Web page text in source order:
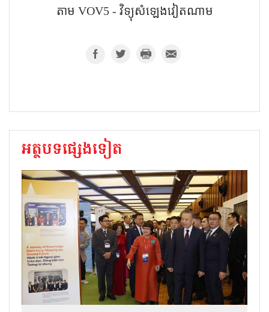
តាម VOV5 - វិទ្យុសំឡេងវៀតណាម
អត្ថបទផ្សេងទៀត